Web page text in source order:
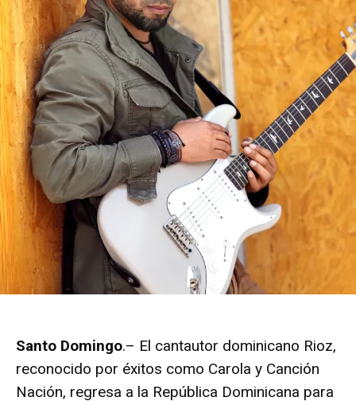
Santo Domingo.– El cantautor dominicano Rioz,
reconocido por éxitos como Carola y Canción
Nación, regresa a la República Dominicana para